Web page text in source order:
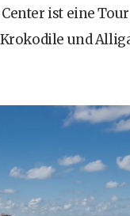
ist eine
und